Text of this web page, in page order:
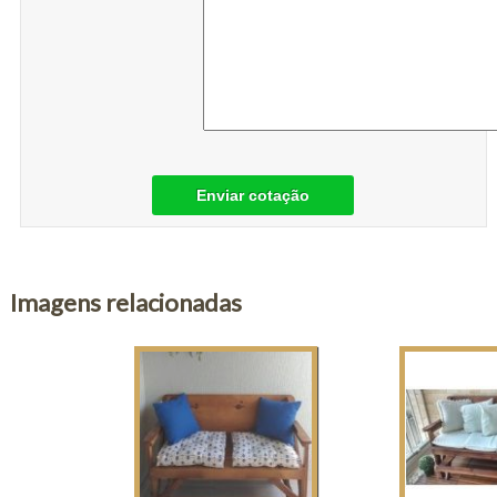
Enviar cotação
Imagens relacionadas